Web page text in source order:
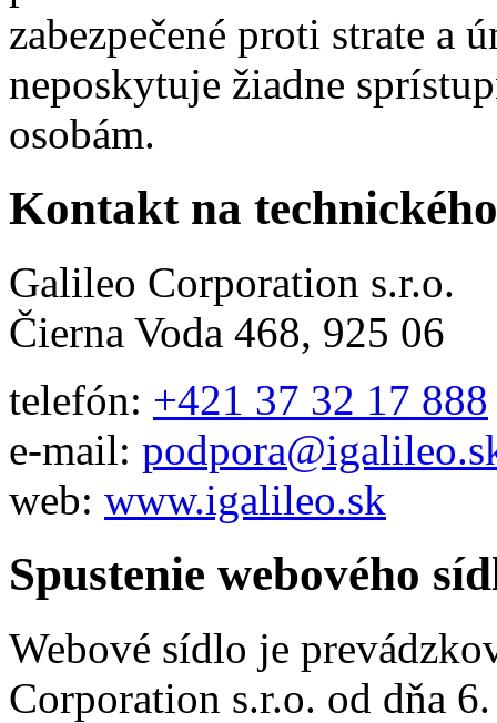
zabezpečené proti strate a
neposkytuje žiadne
osobám.
Kontakt na
Galileo Corporation s.r.o.
Čierna Voda 468, 925 06
telefón: +421 37 32 17 888
e-mail:
web: www.igalileo.sk
Spustenie webového
Webové sídlo je
Corporation s.r.o. od dňa